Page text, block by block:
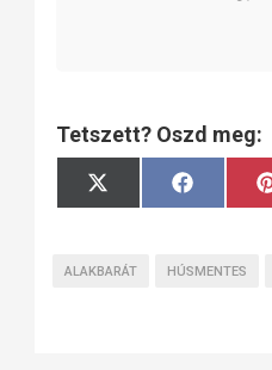
Tetszett? Oszd meg:
Share
on
X
(Twitter)
Share
on
Facebook
ALAKBARÁT HÚSMENTES